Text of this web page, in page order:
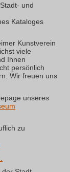
und
Kataloges
Kunstverein
viele
Ihnen
persönlich
Wir freuen uns
unseres
zu